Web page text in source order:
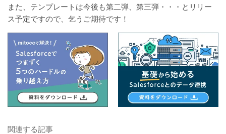
また、テンプレートは今後も第二弾、第三弾・・・とリリー
ス予定ですので、乞うご期待です！
関連する記事